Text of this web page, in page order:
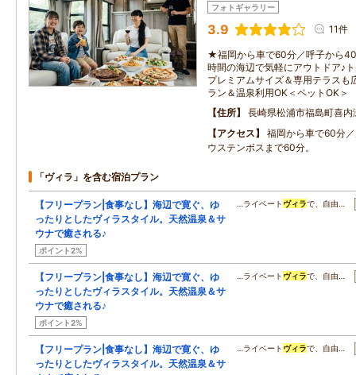
フォトギャラリー
3.9 11件
★福岡から車で60分／呼子から
時間の海辺で気軽にアウトドア♪
プレミアムサイズ＆専用テラスも
ラン＆温泉利用OK＜ペットOK＞
住所
長崎県松浦市福島町喜
アクセス
福岡から車で60分
ウステンボスまで60分。
「ヴィラ」を含む宿泊プラン
【フリープラン|食事なし】海辺で寛ぐ、ゆ
ったりとしたヴィラスタイル。天然温泉＆サ
ウナで癒される♪
ポイント2%
…ライベート ヴィラで、自由…
【フリープラン|食事なし】海辺で寛ぐ、ゆ
ったりとしたヴィラスタイル。天然温泉＆サ
ウナで癒される♪
ポイント2%
…ライベート ヴィラで、自由…
【フリープラン|食事なし】海辺で寛ぐ、ゆ
ったりとしたヴィラスタイル。天然温泉＆サ
…ライベート ヴィラで、自由…